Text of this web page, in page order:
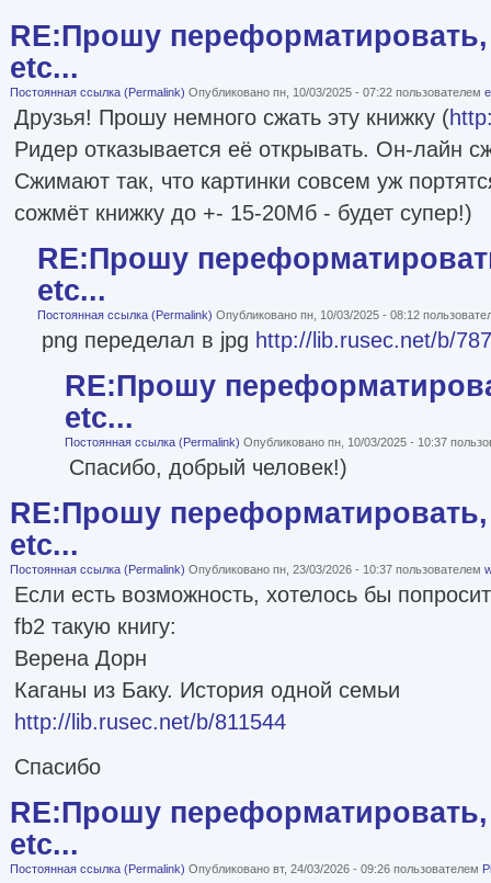
RE:Прошу переформатировать,
etc...
Постоянная ссылка (Permalink) Опубликовано пн, 10/03/2025 - 07:22 пользователем
Друзья! Прошу немного сжать эту книжку (
Ридер отказывается её открывать. Он-лайн
Сжимают так, что картинки совсем уж
сожмёт книжку до +- 15-20Мб - будет супер!)
RE:Прошу
etc...
Постоянная ссылка (Permalink) Опубликовано пн, 10/03/2025 - 08:12
png переделал в jpg http://lib.rusec.net/b/
RE:Прошу
etc...
Постоянная ссылка (Permalink) Опубликовано пн, 10/03/2025 - 10:37
Спасибо, добрый человек!)
RE:Прошу переформатировать,
etc...
Постоянная ссылка (Permalink) Опубликовано пн, 23/03/2026 - 10:37 пользователем
Если есть возможность, хотелось бы
fb2 такую книгу:
Верена Дорн
Каганы из Баку. История одной семьи
http://lib.rusec.net/b/811544
Спасибо
RE:Прошу переформатировать,
etc...
Постоянная ссылка (Permalink) Опубликовано вт, 24/03/2026 - 09:26 пользователем